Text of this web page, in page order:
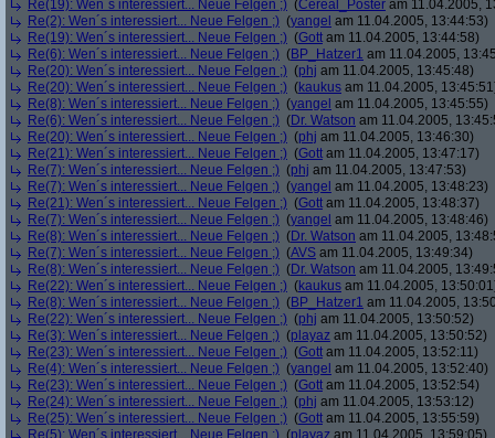
Re(19): Wen´s interessiert... Neue Felgen ;) (Cereal_Poster am 11.04.2005,
Re(2): Wen´s interessiert... Neue Felgen ;) (yangel am 11.04.2005, 13:44:53)
Re(19): Wen´s interessiert... Neue Felgen ;) (Gott am 11.04.2005, 13:44:58)
Re(6): Wen´s interessiert... Neue Felgen ;) (BP_Hatzer1 am 11.04.2005,
Re(20): Wen´s interessiert... Neue Felgen ;) (phj am 11.04.2005, 13:45:48)
Re(20): Wen´s interessiert... Neue Felgen ;) (kaukus am 11.04.2005,
Re(8): Wen´s interessiert... Neue Felgen ;) (yangel am 11.04.2005, 13:45:55)
Re(6): Wen´s interessiert... Neue Felgen ;) (Dr. Watson am 11.04.2005,
Re(20): Wen´s interessiert... Neue Felgen ;) (phj am 11.04.2005, 13:46:30)
Re(21): Wen´s interessiert... Neue Felgen ;) (Gott am 11.04.2005, 13:47:17)
Re(7): Wen´s interessiert... Neue Felgen ;) (phj am 11.04.2005, 13:47:53)
Re(7): Wen´s interessiert... Neue Felgen ;) (yangel am 11.04.2005, 13:48:23)
Re(21): Wen´s interessiert... Neue Felgen ;) (Gott am 11.04.2005, 13:48:37)
Re(7): Wen´s interessiert... Neue Felgen ;) (yangel am 11.04.2005, 13:48:46)
Re(8): Wen´s interessiert... Neue Felgen ;) (Dr. Watson am 11.04.2005,
Re(7): Wen´s interessiert... Neue Felgen ;) (AVS am 11.04.2005, 13:49:34)
Re(8): Wen´s interessiert... Neue Felgen ;) (Dr. Watson am 11.04.2005,
Re(22): Wen´s interessiert... Neue Felgen ;) (kaukus am 11.04.2005,
Re(8): Wen´s interessiert... Neue Felgen ;) (BP_Hatzer1 am 11.04.2005,
Re(22): Wen´s interessiert... Neue Felgen ;) (phj am 11.04.2005, 13:50:52)
Re(3): Wen´s interessiert... Neue Felgen ;) (playaz am 11.04.2005, 13:50:52)
Re(23): Wen´s interessiert... Neue Felgen ;) (Gott am 11.04.2005, 13:52:11)
Re(4): Wen´s interessiert... Neue Felgen ;) (yangel am 11.04.2005, 13:52:40)
Re(23): Wen´s interessiert... Neue Felgen ;) (Gott am 11.04.2005, 13:52:54)
Re(24): Wen´s interessiert... Neue Felgen ;) (phj am 11.04.2005, 13:53:12)
Re(25): Wen´s interessiert... Neue Felgen ;) (Gott am 11.04.2005, 13:55:59)
Re(5): Wen´s interessiert... Neue Felgen ;) (playaz am 11.04.2005, 13:59:05)